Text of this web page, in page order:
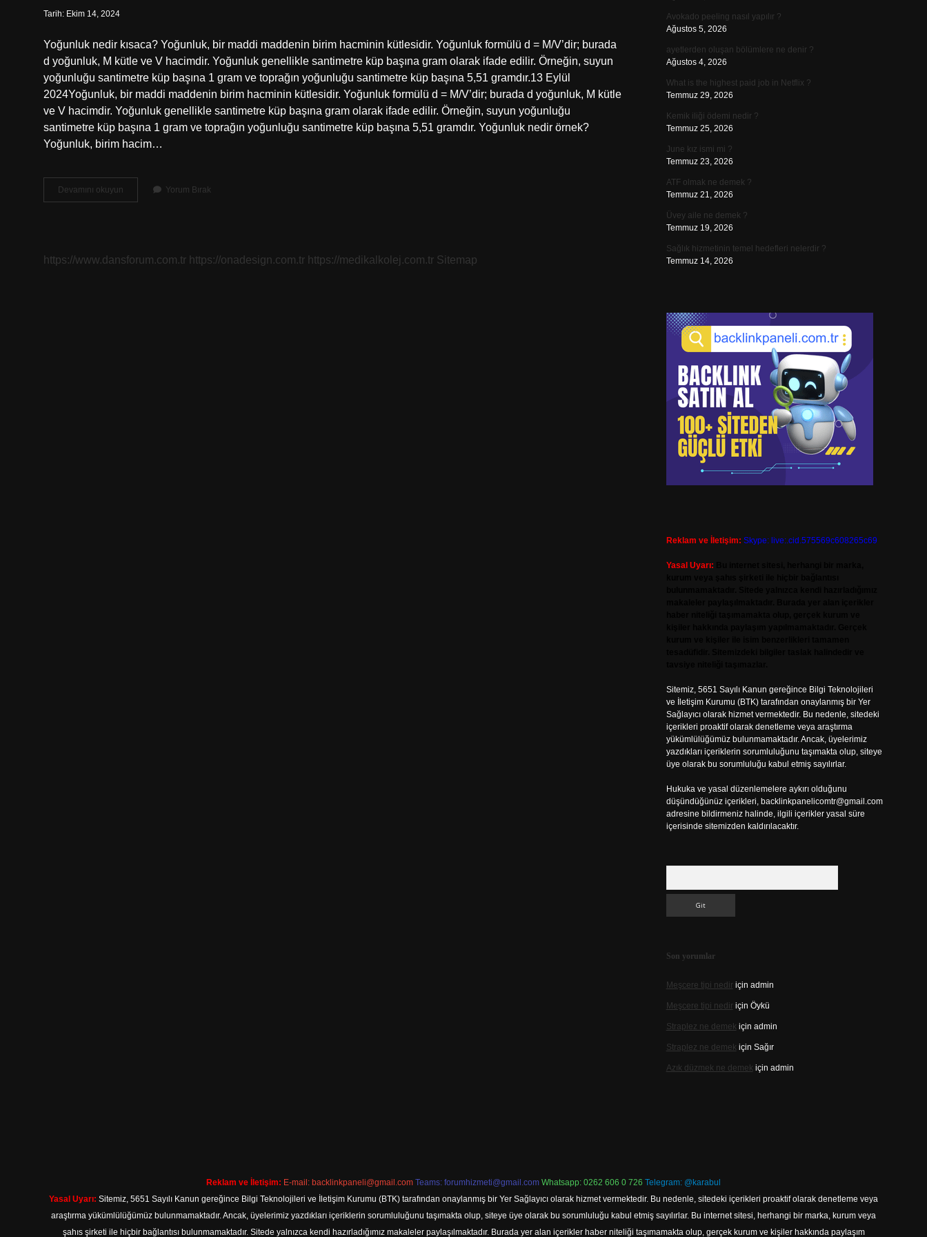
Tarih: Ekim 14, 2024
Yoğunluk nedir kısaca? Yoğunluk, bir maddi maddenin birim hacminin kütlesidir. Yoğunluk formülü d = M/V’dir; burada
d yoğunluk, M kütle ve V hacimdir. Yoğunluk genellikle santimetre küp başına gram olarak ifade edilir. Örneğin, suyun
yoğunluğu santimetre küp başına 1 gram ve toprağın yoğunluğu santimetre küp başına 5,51 gramdır.13 Eylül
2024Yoğunluk, bir maddi maddenin birim hacminin kütlesidir. Yoğunluk formülü d = M/V’dir; burada d yoğunluk, M kütle
ve V hacimdir. Yoğunluk genellikle santimetre küp başına gram olarak ifade edilir. Örneğin, suyun yoğunluğu
santimetre küp başına 1 gram ve toprağın yoğunluğu santimetre küp başına 5,51 gramdır. Yoğunluk nedir örnek?
Yoğunluk, birim hacim…
Devamını okuyun Yoğunluk
Nedir
Yorum Bırak
https://www.dansforum.com.tr https://onadesign.com.tr https://medikalkolej.com.tr Sitemap
Avokado peeling nasıl yapılır ?
Ağustos 5, 2026
ayetlerden oluşan bölümlere ne denir ?
Ağustos 4, 2026
What is the highest paid job in Netflix ?
Temmuz 29, 2026
Kemik iliği ödemi nedir ?
Temmuz 25, 2026
June kız ismi mi ?
Temmuz 23, 2026
ATF olmak ne demek ?
Temmuz 21, 2026
Üvey aile ne demek ?
Temmuz 19, 2026
Sağlık hizmetinin temel hedefleri nelerdir ?
Temmuz 14, 2026
Reklam ve İletişim: Skype: live:.cid.575569c608265c69
Yasal Uyarı:
Sitemiz, 5651 Sayılı Kanun gereğince Bilgi Teknolojileri
ve İletişim Kurumu (BTK) tarafından onaylanmış bir Yer
Sağlayıcı olarak hizmet vermektedir. Bu nedenle, sitedeki
içerikleri proaktif olarak denetleme veya araştırma
yükümlülüğümüz bulunmamaktadır. Ancak, üyelerimiz
yazdıkları içeriklerin sorumluluğunu taşımakta olup, siteye
üye olarak bu sorumluluğu kabul etmiş sayılırlar.
Hukuka ve yasal düzenlemelere aykırı olduğunu
düşündüğünüz içerikleri, backlinkpanelicomtr@gmail.com
adresine bildirmeniz halinde, ilgili içerikler yasal süre
içerisinde sitemizden kaldırılacaktır.
Son yorumlar
Meşcere tipi nediriçin admin
Meşcere tipi nediriçin Öykü
Straplez ne demek için admin
Straplez ne demek için Sağır
Azık düzmek ne demek için admin
Reklam ve İletişim: E-mail: backlinkpaneli@gmail.com Teams: forumhizmeti@gmail.com Whatsapp: 0262 606 0 726 Telegram: @karabul
Yasal Uyarı: Sitemiz, 5651 Sayılı Kanun gereğince Bilgi Teknolojileri ve İletişim Kurumu (BTK) tarafından onaylanmış bir Yer Sağlayıcı olarak hizmet vermektedir. Bu nedenle, sitedeki içerikleri proaktif olarak denetleme veya
araştırma yükümlülüğümüz bulunmamaktadır. Ancak, üyelerimiz yazdıkları içeriklerin sorumluluğunu taşımakta olup, siteye üye olarak bu sorumluluğu kabul etmiş sayılırlar. Bu internet sitesi, herhangi bir marka, kurum veya
şahıs şirketi ile hiçbir bağlantısı bulunmamaktadır. Sitede yalnızca kendi hazırladığımız makaleler paylaşılmaktadır. Burada yer alan içerikler haber niteliği taşımamakta olup, gerçek kurum ve kişiler hakkında paylaşım